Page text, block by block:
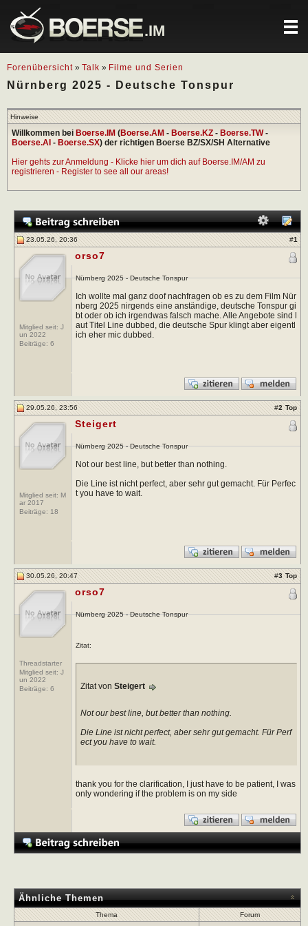
.IM
Forenübersicht » Talk » Filme und Serien
Nürnberg 2025 - Deutsche Tonspur
Hinweise
Willkommen bei Boerse.IM (Boerse.AM - Boerse.KZ - Boerse.TW-
Boerse.AI - Boerse.SX) der richtigen Boerse BZ/SX/SH Alternative
Hier gehts zur Anmeldung - Klicke hier um dich auf Boerse.IM/AM zu
registrieren - Register to see all our areas!
23.05.26, 20:36 #1
Mitglied seit: J
un 2022
Beiträge: 6
orso7
Nürnberg 2025 - Deutsche Tonspur
Ich wollte mal ganz doof nachfragen ob es zu dem Film Nür
nberg 2025 nirgends eine anständige, deutsche Tonspur gi
bt oder ob ich irgendwas falsch mache. Alle Angebote sind l
aut Titel Line dubbed, die deutsche Spur klingt aber eigentl
ich eher mic dubbed.
29.05.26, 23:56 #2 Top
Mitglied seit: M
ar 2017
Beiträge: 18
Steigert
Nürnberg 2025 - Deutsche Tonspur
Not our best line, but better than nothing.
Die Line ist nicht perfect, aber sehr gut gemacht. Für Perfec
t you have to wait.
30.05.26, 20:47 #3 Top
Threadstarter
Mitglied seit: J
un 2022
Beiträge: 6
orso7
Nürnberg 2025 - Deutsche Tonspur
Zitat:
Zitat von Steigert
Not our best line, but better than nothing.
Die Line ist nicht perfect, aber sehr gut gemacht. Für Perf
ect you have to wait.
thank you for the clarification, I just have to be patient, I was
only wondering if the problem is on my side
Ähnliche Themen
Thema
Forum